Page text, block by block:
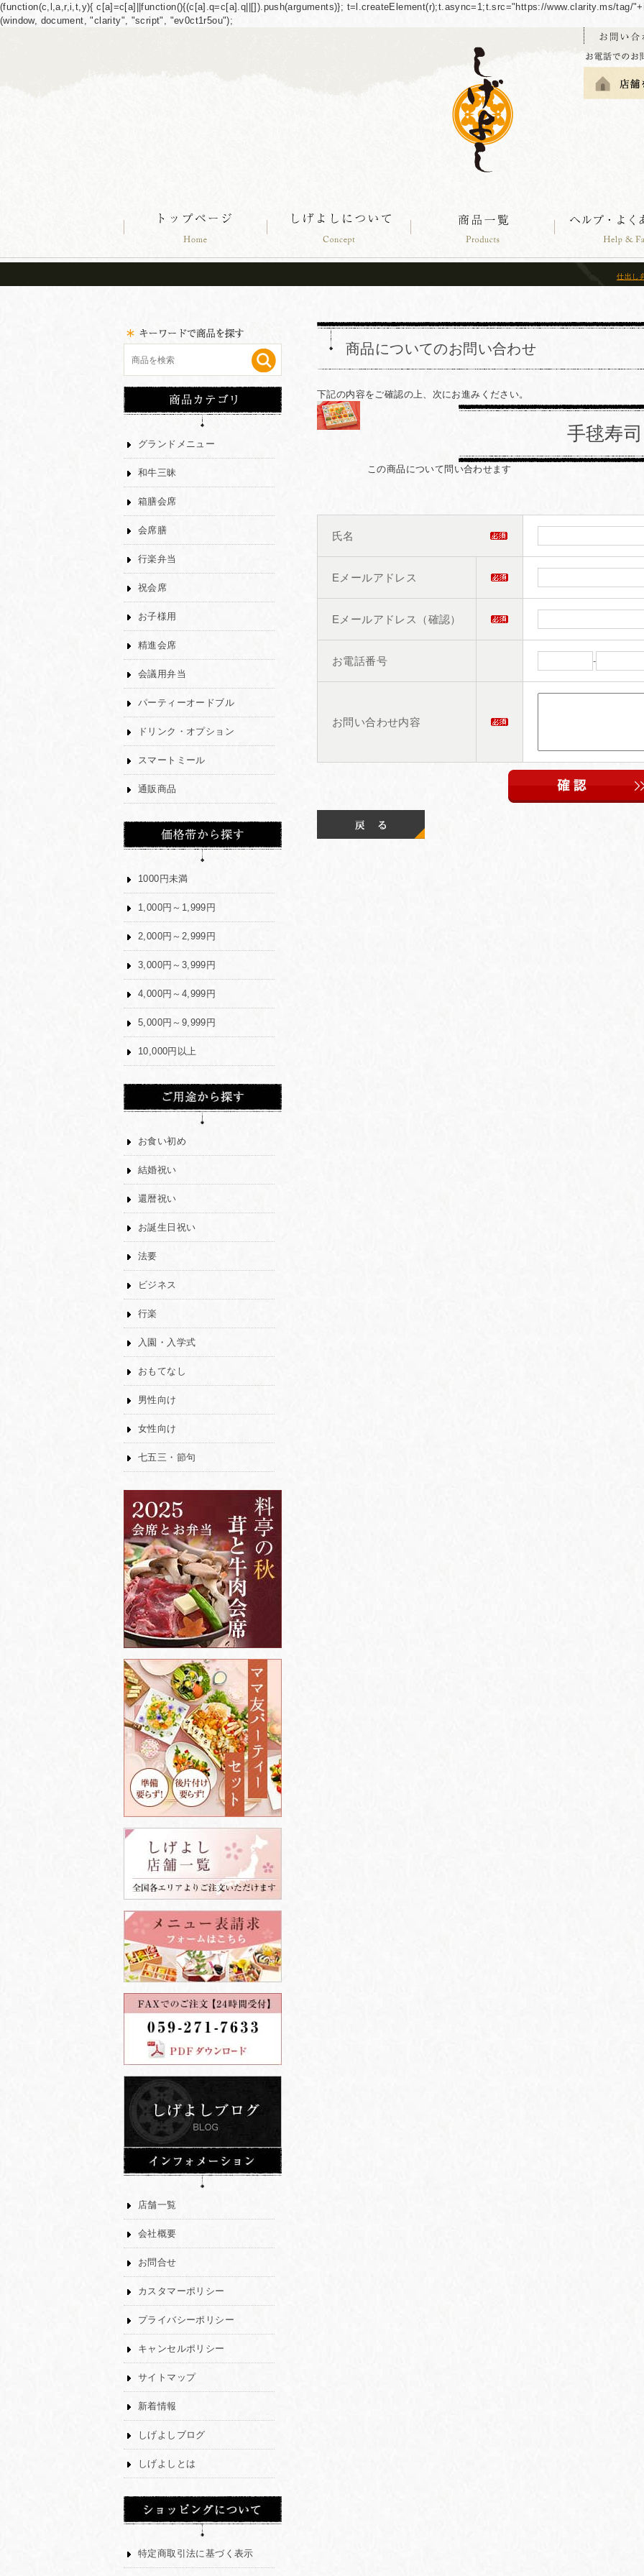
(function(c,l,a,r,i,t,y){ c[a]=c[a]||function(){(c[a].q=c[a].q||[]).push(arguments)}; t=l.createElement(r);t.async=1;t.src="https://www.clarity.ms/tag/
(window, document, "clarity", "script", "ev0ct1r5ou");
仕出し
グランドメニュー
和牛三昧
箱膳会席
会席膳
行楽弁当
祝会席
お子様用
精進会席
会議用弁当
パーティーオードブル
ドリンク・オプション
スマートミール
通販商品
1000円未満
1,000円～1,999円
2,000円～2,999円
3,000円～3,999円
4,000円～4,999円
5,000円～9,999円
10,000円以上
お食い初め
結婚祝い
還暦祝い
お誕生日祝い
法要
ビジネス
行楽
入園・入学式
おもてなし
男性向け
女性向け
七五三・節句
店舗一覧
会社概要
お問合せ
カスタマーポリシー
プライバシーポリシー
キャンセルポリシー
サイトマップ
新着情報
しげよしブログ
しげよしとは
特定商取引法に基づく表示
商品についてのお問い合わせ
下記の内容をご確認の上、次にお進みください。
手毬寿司
この商品について問い合わせます
氏名
Eメールアドレス
Eメールアドレス（確認）
お電話番号 -
お問い合わせ内容